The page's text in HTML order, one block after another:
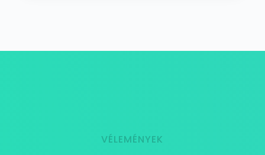
VÉLEMÉNYEK